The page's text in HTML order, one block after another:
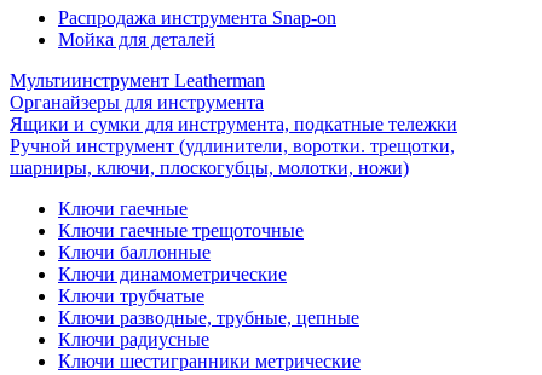
Распродажа инструмента Snap-on
Мойка для деталей
Мультиинструмент Leatherman
Органайзеры для инструмента
Ящики и сумки для инструмента, подкатные тележки
Ручной инструмент (удлинители, воротки. трещотки,
шарниры, ключи, плоскогубцы, молотки, ножи)
Ключи гаечные
Ключи гаечные трещоточные
Ключи баллонные
Ключи динамометрические
Ключи трубчатые
Ключи разводные, трубные, цепные
Ключи радиусные
Ключи шестигранники метрические